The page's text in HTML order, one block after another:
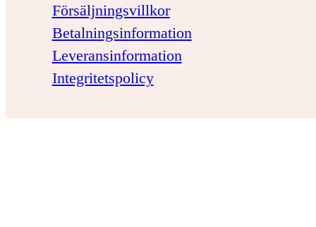
Försäljningsvillkor
Betalningsinformation
Leveransinformation
Integritetspolicy